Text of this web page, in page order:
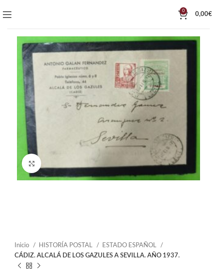
0
0,00€
Inicio HISTORÍA POSTAL
ESTADO ESPAÑOL
CÁDIZ. ALCALÁ DE LOS GAZULES A SEVILLA. AÑO 1937.